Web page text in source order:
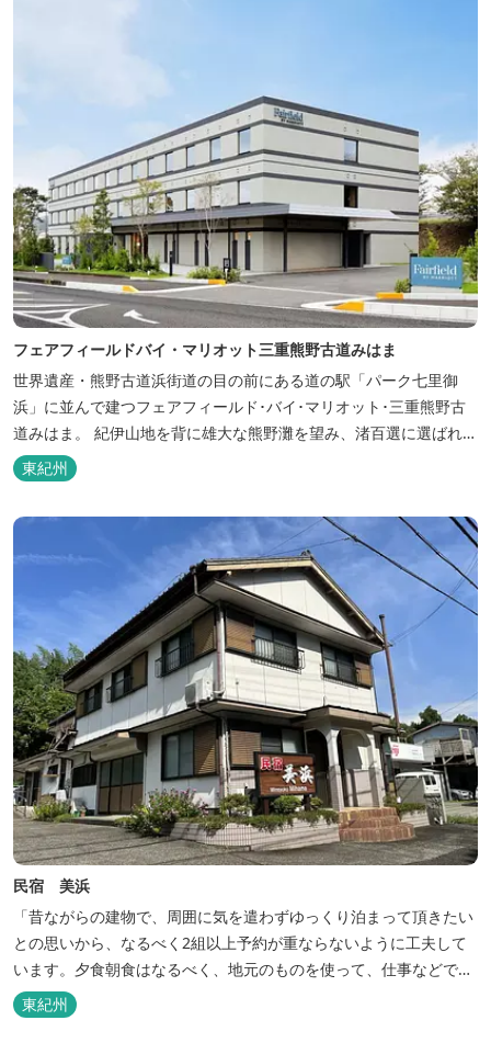
フェアフィールドバイ・マリオット三重熊野古道みはま
世界遺産・熊野古道浜街道の目の前にある道の駅「パーク七里御
浜」に並んで建つフェアフィールド･バイ･マリオット･三重熊野古
道みはま。 紀伊山地を背に雄大な熊野灘を望み、渚百選に選ばれた
七里御浜海岸などの美しい自然が広がります。一年を通して暖かで
過ごしやすく、季節を通じて穫れる数々の品種のみかんをはじめ、
巡る旅の拠点として、当...
東紀州
民宿 美浜
「昔ながらの建物で、周囲に気を遣わずゆっくり泊まって頂きたい
との思いから、なるべく2組以上予約が重ならないように工夫して
います。夕食朝食はなるべく、地元のものを使って、仕事などで連
泊の方には日替わりでご用意します。」オーナー様談。もし重なっ
た場合は、ごめんなさい。
東紀州